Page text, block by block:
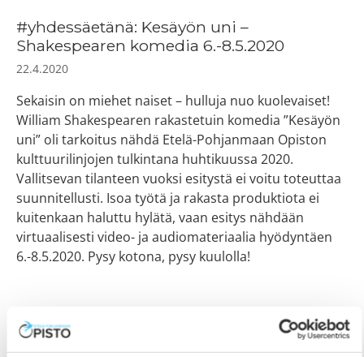
#yhdessäetänä: Kesäyön uni –
Shakespearen komedia 6.-8.5.2020
22.4.2020
Sekaisin on miehet naiset – hulluja nuo kuolevaiset!
William Shakespearen rakastetuin komedia ”Kesäyön
uni” oli tarkoitus nähdä Etelä-Pohjanmaan Opiston
kulttuurilinjojen tulkintana huhtikuussa 2020.
Vallitsevan tilanteen vuoksi esitystä ei voitu toteuttaa
suunnitellusti. Isoa työtä ja rakasta produktiota ei
kuitenkaan haluttu hylätä, vaan esitys nähdään
virtuaalisesti video- ja audiomateriaalia hyödyntäen
6.-8.5.2020. Pysy kotona, pysy kuulolla!